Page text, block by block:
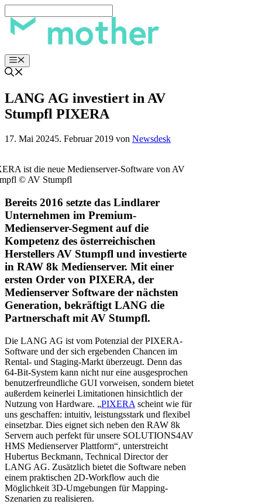
Inhalt
springen
Menü
LANG AG investiert in AV
Stumpfl PIXERA
17. Mai 20245. Februar 2019 von Newsdesk
ist die neue Medienserver-Software von AV
© AV Stumpfl
Bereits 2016 setzte das Lindlarer
Unternehmen im Premium-
Medienserver-Segment auf die
Kompetenz des österreichischen
Herstellers AV Stumpfl und investierte
in RAW 8k Medienserver. Mit einer
ersten Order von PIXERA, der
Medienserver Software der nächsten
Generation, bekräftigt LANG die
Partnerschaft mit AV Stumpfl.
Die LANG AG ist vom Potenzial der PIXERA-
Software und der sich ergebenden Chancen im
Rental- und Staging-Markt überzeugt. Denn das
64-Bit-System kann nicht nur eine ausgesprochen
benutzerfreundliche GUI vorweisen, sondern bietet
außerdem keinerlei Limitationen hinsichtlich der
Nutzung von Hardware. „PIXERA scheint wie für
uns geschaffen: intuitiv, leistungsstark und flexibel
einsetzbar. Dies eignet sich neben den RAW 8k
Servern auch perfekt für unsere SOLUTIONS4AV
HMS Medienserver Plattform“, unterstreicht
Hubertus Beckmann, Technical Director der
LANG AG. Zusätzlich bietet die Software neben
einem praktischen 2D-Workflow auch die
Möglichkeit 3D-Umgebungen für Mapping-
Szenarien zu realisieren.